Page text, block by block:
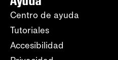
Centro de ayuda
Tutoriales
Accesibilidad